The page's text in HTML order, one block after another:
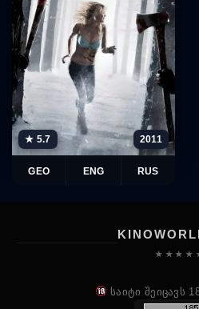
★ 5.7 2011
GEO ENG RUS
★ ★ ★ ★
საიტი შეიცავს